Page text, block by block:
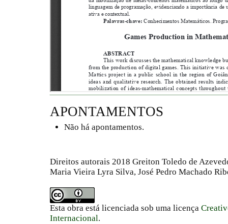
APONTAMENTOS
Não há apontamentos.
Direitos autorais 2018 Greiton Toledo de
Maria Vieira Lyra Silva, José Pedro Machado
Esta obra está licenciada sob uma licença
Internacional.